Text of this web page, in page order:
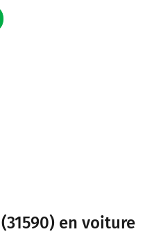
en voiture